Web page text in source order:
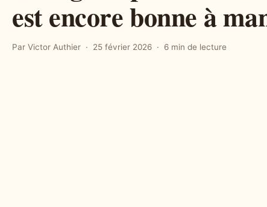
est encore bonne à
Par Victor Authier 25 février 2026 6 min de lecture